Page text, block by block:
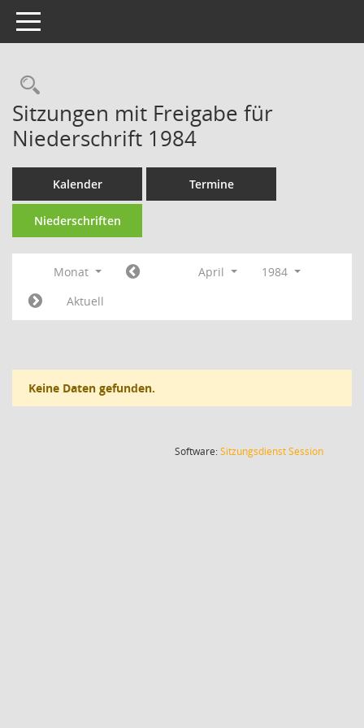
Toggle navigation
Rechercheauswahl
Sitzungen mit Freigabe für
Niederschrift 1984
Kalender Termine
Niederschriften
Monat April
1984
Aktuell
Keine Daten gefunden.
Software:SitzungsdienstSession(Wird in